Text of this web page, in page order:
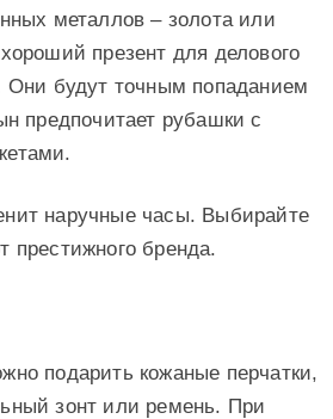
металлов – золота или
презент для делового
Они будут точным попаданием
предпочитает рубашки с
наручные часы. Выбирайте
престижного бренда.
подарить кожаные перчатки,
зонт или ремень. При